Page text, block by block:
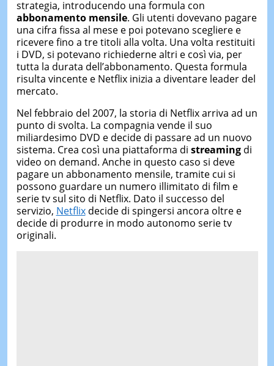
strategia, introducendo una formula con
abbonamento mensile. Gli utenti dovevano pagare
una cifra fissa al mese e poi potevano scegliere e
ricevere fino a tre titoli alla volta. Una volta restituiti
i DVD, si potevano richiederne altri e così via, per
tutta la durata dell’abbonamento. Questa formula
risulta vincente e Netflix inizia a diventare leader del
mercato.
Nel febbraio del 2007, la storia di Netflix arriva ad un
punto di svolta. La compagnia vende il suo
miliardesimo DVD e decide di passare ad un nuovo
sistema. Crea così una piattaforma di streamingdi
video on demand. Anche in questo caso si deve
pagare un abbonamento mensile, tramite cui si
possono guardare un numero illimitato di film e
serie tv sul sito di Netflix. Dato il successo del
servizio, Netflixdecide di spingersi ancora oltre e
decide di produrre in modo autonomo serie tv
originali.